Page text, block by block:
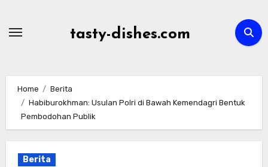
tasty-dishes.com
Home
Berita
Habiburokhman: Usulan Polri di Bawah Kemendagri Bentuk
Pembodohan Publik
Berita